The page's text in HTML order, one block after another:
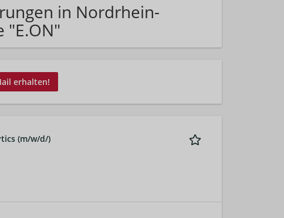
in Nordrhein-
"E.ON"
erhalten!
(m/w/d/)